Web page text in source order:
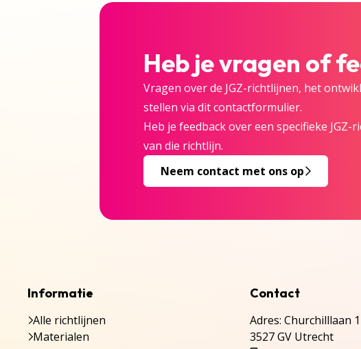
Heb je vragen of
Vragen over de JGZ-richtlijnen, het
stellen via dit contactformulier.
Heb je feedback over een specifieke
van die richtlijn.
Neem contact met ons op
Informatie
Alle richtlijnen
Materialen
Contact
Adres: Churchilllaan
3527 GV Utrecht